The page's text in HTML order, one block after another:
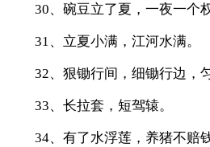
30、碗豆立了夏，一夜一个权
31、立夏小满，江河水满。
32、狠锄行间，细锄行边，
33、长拉套，短驾辕。
34、有了水浮莲，养猪不赔钱